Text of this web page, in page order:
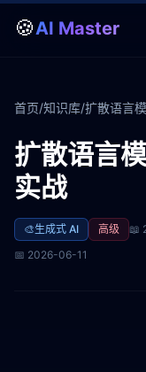
🍪AI Master
首页/知识库/扩散语言
扩散语言
实战
🎨生成式 AI 高级 📖
📅 2026-06-11